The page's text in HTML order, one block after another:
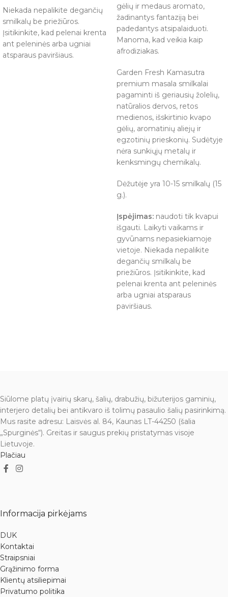
Niekada nepalikite degančių
smilkalų be priežiūros.
Įsitikinkite, kad pelenai krenta
ant peleninės arba ugniai
atsparaus paviršiaus.
gėlių ir medaus aromato,
žadinantys fantaziją bei
padedantys atsipalaiduoti.
Manoma, kad veikia kaip
afrodiziakas.
Garden Fresh Kamasutra
premium masala smilkalai
pagaminti iš geriausių žolelių,
natūralios dervos, retos
medienos, išskirtinio kvapo
gėlių, aromatinių aliejų ir
egzotinių prieskonių. Sudėtyje
nėra sunkiųjų metalų ir
kenksmingų chemikalų.
Dėžutėje yra 10-15 smilkalų (15
g.).
Įspėjimas: naudoti tik kvapui
išgauti. Laikyti vaikams ir
gyvūnams nepasiekiamoje
vietoje. Niekada nepalikite
degančių smilkalų be
priežiūros. Įsitikinkite, kad
pelenai krenta ant peleninės
arba ugniai atsparaus
paviršiaus.
Siūlome platų įvairių skarų, šalių, drabužių, bižuterijos gaminių,
interjero detalių bei antikvaro iš tolimų pasaulio šalių pasirinkimą.
Mus rasite adresu: Laisvės al. 84, Kaunas LT-44250 (šalia
„Spurginės“). Greitas ir saugus prekių pristatymas visoje
Lietuvoje.
Plačiau
Informacija pirkėjams
DUK
Kontaktai
Straipsniai
Grąžinimo forma
Klientų atsiliepimai
Privatumo politika